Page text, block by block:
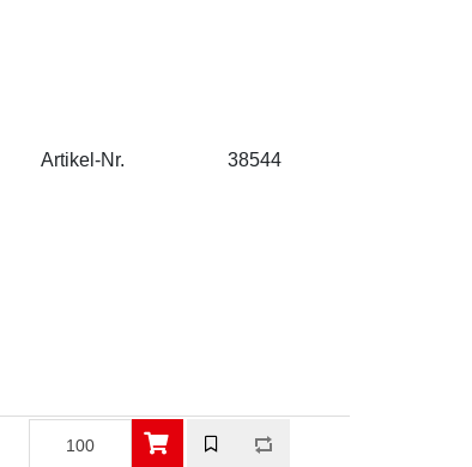
Artikel-Nr. 38544